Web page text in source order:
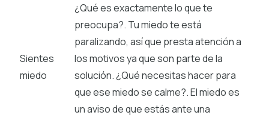
Sientes
miedo
¿Qué es exactamente lo que te
preocupa?. Tu miedo te está
paralizando, así que presta atención a
los motivos ya que son parte de la
solución. ¿Qué necesitas hacer para
que ese miedo se calme?. El miedo es
un aviso de que estás ante una